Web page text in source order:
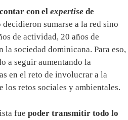
con el expertise de
decidieron sumarse a la red sino
de actividad, 20 años de
sociedad dominicana. Para eso,
a seguir aumentando la
en el reto de involucrar a la
los retos sociales y ambientales.
fue poder transmitir todo lo